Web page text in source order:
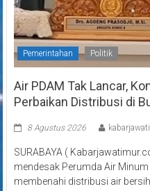
Pemerintahan Politik
Air PDAM Tak Lancar,
Perbaikan Distribusi di
8 Agustus 2026
SURABAYA (
mendesak Perumda Air
membenahi distribusi air